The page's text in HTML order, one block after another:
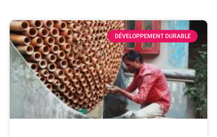
DÉVELOPPEMENT DURABLE